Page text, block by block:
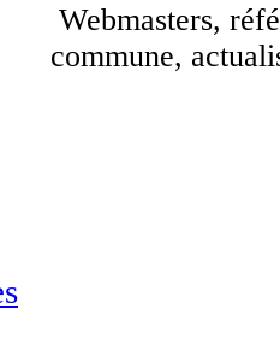
Webmasters,
commune,